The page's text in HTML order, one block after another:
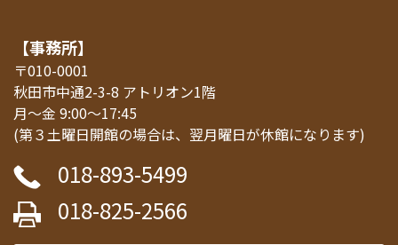
【事務所】
〒010-0001
秋田市中通2-3-8 アトリオン1階
月～金 9:00～17:45
(第３土曜日開館の場合は、翌月曜日が休館になります)
018-893-5499
018-825-2566